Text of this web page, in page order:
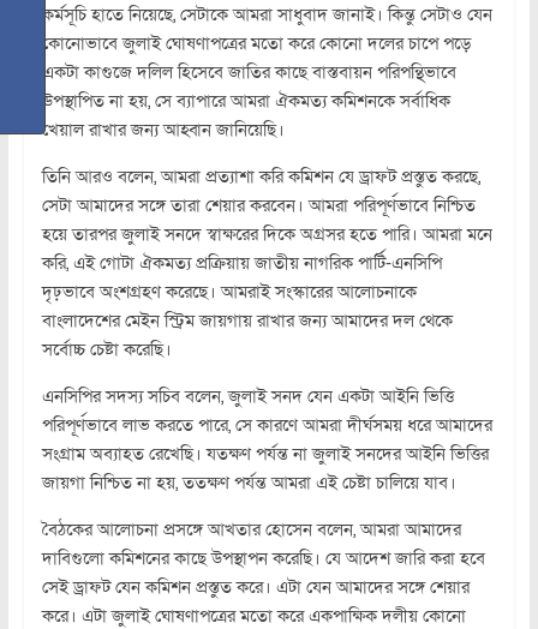
কর্মসূচি হাতে নিয়েছে, সেটাকে আমরা সাধুবাদ জানাই। কিন্তু সেটাও যেন
কোনোভাবে জুলাই ঘোষণাপত্রের মতো করে কোনো দলের চাপে পড়ে
একটা কাগুজে দলিল হিসেবে জাতির কাছে বাস্তবায়ন পরিপন্থিভাবে
উপস্থাপিত না হয়, সে ব্যাপারে আমরা ঐকমত্য কমিশনকে সর্বাধিক
খেয়াল রাখার জন্য আহ্বান জানিয়েছি।
তিনি আরও বলেন, আমরা প্রত্যাশা করি কমিশন যে ড্রাফট প্রস্তুত করছে,
সেটা আমাদের সঙ্গে তারা শেয়ার করবেন। আমরা পরিপূর্ণভাবে নিশ্চিত
হয়ে তারপর জুলাই সনদে স্বাক্ষরের দিকে অগ্রসর হতে পারি। আমরা মনে
করি, এই গোটা ঐকমত্য প্রক্রিয়ায় জাতীয় নাগরিক পার্টি-এনসিপি
দৃঢ়ভাবে অংশগ্রহণ করেছে। আমরাই সংস্কারের আলোচনাকে
বাংলাদেশের মেইন স্ট্রিম জায়গায় রাখার জন্য আমাদের দল থেকে
সর্বোচ্চ চেষ্টা করেছি।
এনসিপির সদস্য সচিব বলেন, জুলাই সনদ যেন একটা আইনি ভিত্তি
পরিপূর্ণভাবে লাভ করতে পারে, সে কারণে আমরা দীর্ঘসময় ধরে আমাদের
সংগ্রাম অব্যাহত রেখেছি। যতক্ষণ পর্যন্ত না জুলাই সনদের আইনি ভিত্তির
জায়গা নিশ্চিত না হয়, ততক্ষণ পর্যন্ত আমরা এই চেষ্টা চালিয়ে যাব।
বৈঠকের আলোচনা প্রসঙ্গে আখতার হোসেন বলেন, আমরা আমাদের
দাবিগুলো কমিশনের কাছে উপস্থাপন করেছি। যে আদেশ জারি করা হবে
সেই ড্রাফট যেন কমিশন প্রস্তুত করে। এটা যেন আমাদের সঙ্গে শেয়ার
করে। এটা জুলাই ঘোষণাপত্রের মতো করে একপাক্ষিক দলীয় কোনো